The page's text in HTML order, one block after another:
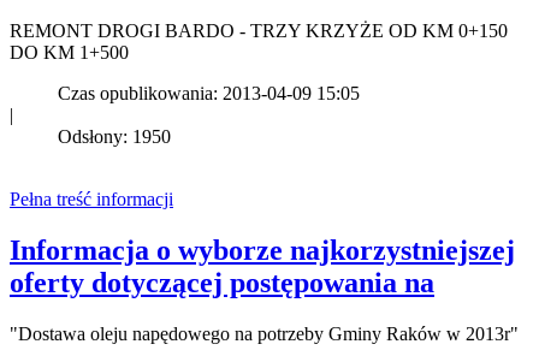
REMONT DROGI BARDO - TRZY KRZYŻE OD KM 0+150
DO KM 1+500
Czas opublikowania: 2013-04-09 15:05
|
Odsłony: 1950
Pełna treść informacji
Informacja o wyborze najkorzystniejszej
oferty dotyczącej postępowania na
"Dostawa oleju napędowego na potrzeby Gminy Raków w 2013r"